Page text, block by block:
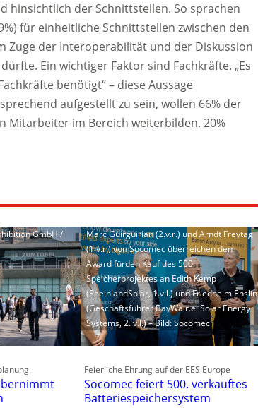
hinsichtlich der Schnittstellen. So sprachen
für einheitliche Schnittstellen zwischen den
Zuge der Interoperabilität und der Diskussion
Ein wichtiger Faktor sind Fachkräfte. „Es
benötigt“ – diese Aussage
aufgestellt zu sein, wollen 66% der
Mitarbeiter im Bereich weiterbilden. 20%
GmbH /
Marc Guirguirian (2.v.r.) und Arndt Freytag
(1.v.r.) von Socomec überreichen den
Award fürden Kauf des 500.
Speicherprojektes an Edith Kemp
(RheinlandSolar, 1.v.l.) und Friedhelm Enslin
(Geschäftsführer BayWa r.e. Solar Energy
Systems, 2. v.l.) – Bild: Socomec
Feierliche Ehrung auf der EES Europe
Socomec feiert 500. verkauftes
Batteriespeichersystem